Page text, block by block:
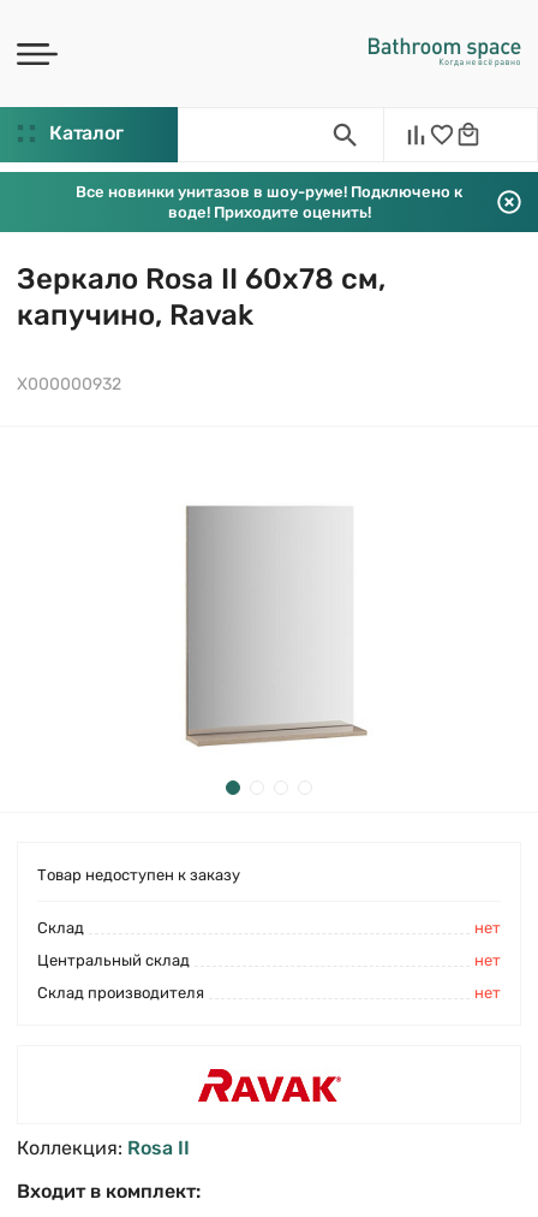
Каталог
Все новинки унитазов в шоу-руме! Подключено к
воде! Приходите оценить!
Зеркало Rosa II 60х78 см,
капучино, Ravak
X000000932
Товар недоступен к заказу
Cклад
нет
Центральный склад
нет
Склад производителя
нет
Коллекция: Rosa II
Входит в комплект: